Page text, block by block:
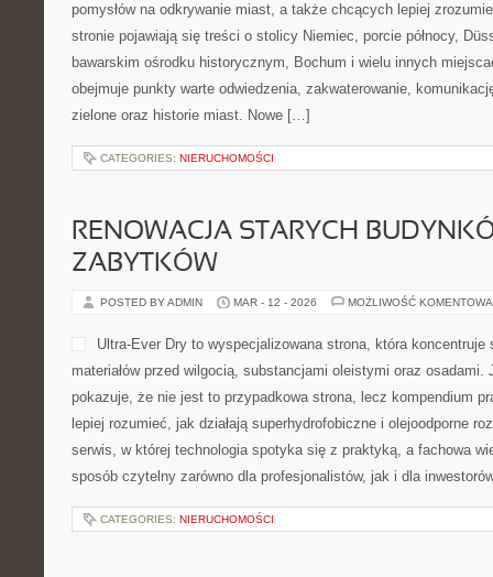
pomysłów na odkrywanie miast, a także chcących lepiej
stronie pojawiają się treści o stolicy Niemiec, porcie północy,
bawarskim ośrodku historycznym, Bochum i wielu innych
obejmuje punkty warte odwiedzenia, zakwaterowanie,
zielone oraz historie miast. Nowe […]
CATEGORIES: NIERUCHOMOŚCI
RENOWACJA STARYCH
ZABYTKÓW
POSTED BY ADMIN MAR - 12 - 2026 MOŻLIWOŚĆ
Ultra-Ever Dry to wyspecjalizowana strona, która koncentruje
materiałów przed wilgocią, substancjami oleistymi oraz
pokazuje, że nie jest to przypadkowa strona, lecz kompendium
lepiej rozumieć, jak działają superhydrofobiczne i olejoodporne
serwis, w której technologia spotyka się z praktyką, a fachowa
sposób czytelny zarówno dla profesjonalistów, jak i dla
CATEGORIES: NIERUCHOMOŚCI